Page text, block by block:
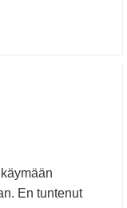
En tuntenut